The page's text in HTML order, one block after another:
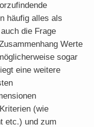
häufig alles als
die Frage
Werte
sogar
eine weitere
(wie
etc.) und zum